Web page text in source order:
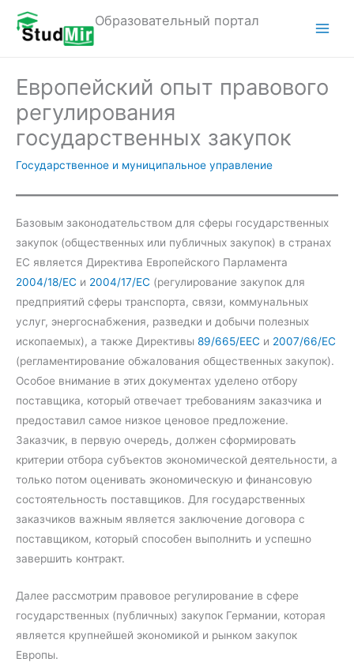
Перейти
содержимому
Образовательный портал
e
n
u
Европейский опыт правового
регулирования
государственных закупок
Государственное и муниципальное управление
Базовым законодательством для сферы государственных
закупок (общественных или публичных закупок) в странах
ЕС является Директива Европейского Парламента
2004/18/EC и 2004/17/ЕС (регулирование закупок для
предприятий сферы транспорта, связи, коммунальных
услуг, энергоснабжения, разведки и добычи полезных
ископаемых), а также Директивы 89/665/EEC и 2007/66/EC
(регламентирование обжалования общественных закупок).
Особое внимание в этих документах уделено отбору
поставщика, который отвечает требованиям заказчика и
предоставил самое низкое ценовое предложение.
Заказчик, в первую очередь, должен сформировать
критерии отбора субъектов экономической деятельности, а
только потом оценивать экономическую и финансовую
состоятельность поставщиков. Для государственных
заказчиков важным является заключение договора с
поставщиком, который способен выполнить и успешно
завершить контракт.
Далее рассмотрим правовое регулирование в сфере
государственных (публичных) закупок Германии, которая
является крупнейшей экономикой и рынком закупок
Европы.